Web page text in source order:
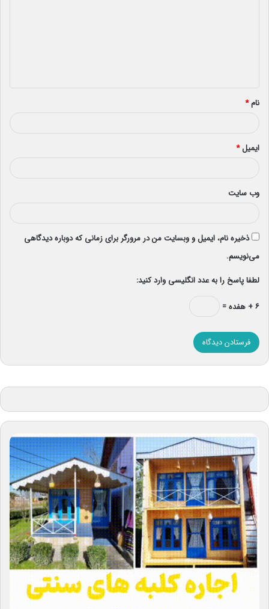
*
نام*
ایمیل*
وب‌ سایت
ذخیره نام، ایمیل و وبسایت من در مرورگر برای زمانی که دوباره دیدگاهی
می‌نویسم.
لطفا پاسخ را به عدد انگلیسی وارد کنید:
۶ + هفده =